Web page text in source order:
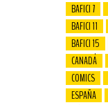
BAFICI 7
BAFICI 11
BAFICI 15
CANADÁ
COMICS
ESPAÑA